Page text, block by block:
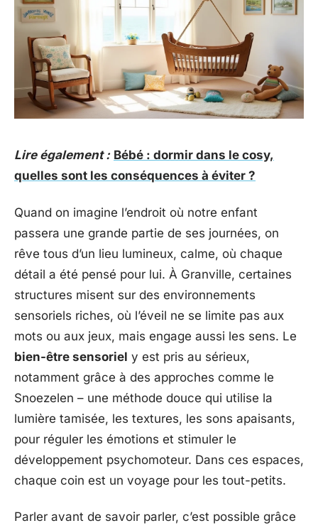
Lire également : Bébé : dormir dans le cosy,
quelles sont les conséquences à éviter ?
Quand on imagine l’endroit où notre enfant
passera une grande partie de ses journées, on
rêve tous d’un lieu lumineux, calme, où chaque
détail a été pensé pour lui. À Granville, certaines
structures misent sur des environnements
sensoriels riches, où l’éveil ne se limite pas aux
mots ou aux jeux, mais engage aussi les sens. Le
bien-être sensoriel y est pris au sérieux,
notamment grâce à des approches comme le
Snoezelen – une méthode douce qui utilise la
lumière tamisée, les textures, les sons apaisants,
pour réguler les émotions et stimuler le
développement psychomoteur. Dans ces espaces,
chaque coin est un voyage pour les tout-petits.
Parler avant de savoir parler, c’est possible grâce